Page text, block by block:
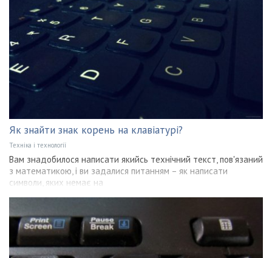
Як знайти знак корень на клавіатурі?
Техніка і технології
Вам знадобилося написати якийсь технічний текст, пов'язаний
з математикою, і ви задалися питанням – як написати
символи, яких немає на